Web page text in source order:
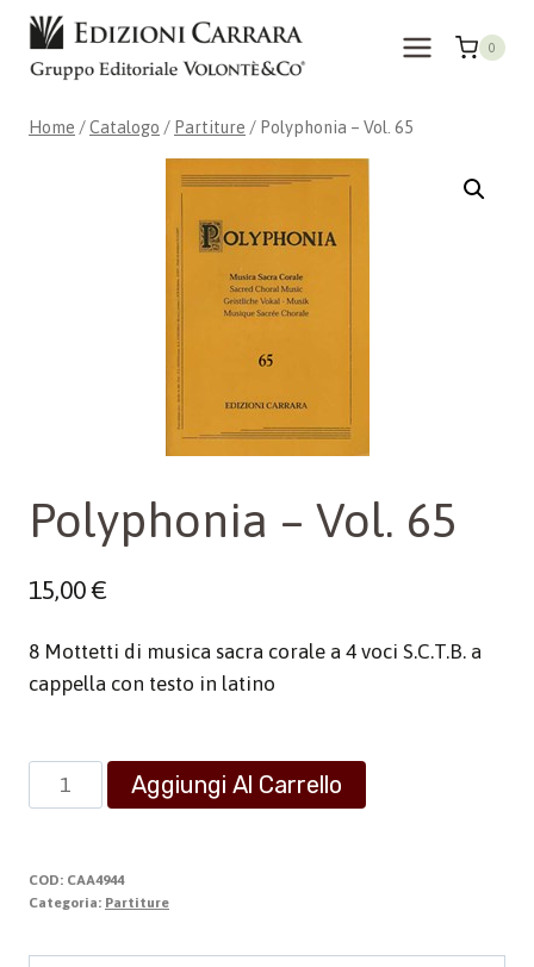
Salta
contenuto
0
Home /Catalogo / Partiture / Polyphonia – Vol. 65
Polyphonia – Vol. 65
15,00€
8 Mottetti di musica sacra corale a 4 voci S.C.T.B. a
cappella con testo in latino
Polyphonia
-
65
quantità
Aggiungi Al Carrello
COD: CAA4944
Categoria: Partiture